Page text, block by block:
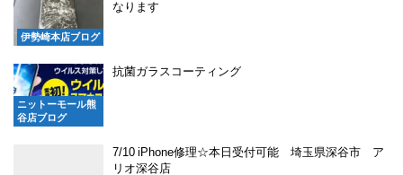
伊勢崎本店ブログ
なります
ニットーモール熊
谷店ブログ
抗菌ガラスコーティング
7/10 iPhone修理☆本日受付可能 埼玉県深谷市 ア
リオ深谷店